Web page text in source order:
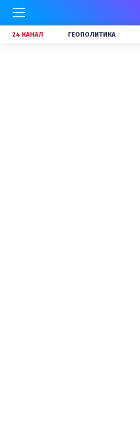
24 КАНАЛ ГЕОПОЛИТИКА